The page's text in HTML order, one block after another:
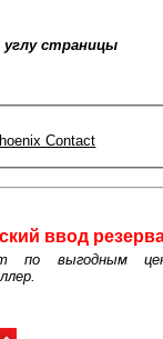
углу страницы
Contact
ввод
по выгодным